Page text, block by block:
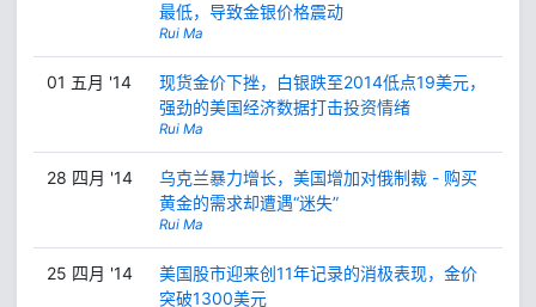
最低，导致金银价格震动
Rui Ma
01 五月 '14
现货金价下挫，白银跌至2014低点19美元，
强劲的美国经济数据打击投资情绪
Rui Ma
28 四月 '14
乌克兰暴力增长，美国增加对俄制裁 - 购买
黄金的需求却遭遇“迷失”
Rui Ma
25 四月 '14
美国股市迎来创11年记录的消极表现，金价
突破1300美元